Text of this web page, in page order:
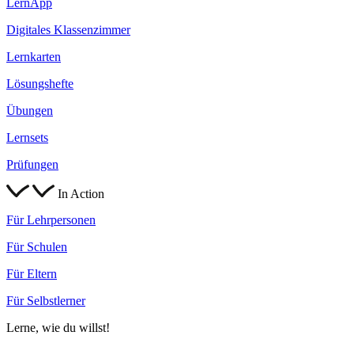
Digitales Klassenzimmer
Lernkarten
Lösungshefte
Übungen
Lernsets
Prüfungen
In Action
Für Lehrpersonen
Für Schulen
Für Eltern
Für Selbstlerner
Lerne, wie du willst!